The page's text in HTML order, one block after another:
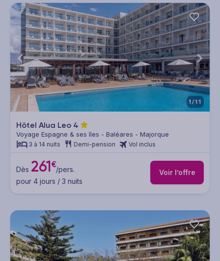
1/11
Hôtel Alua Leo 4
Voyage Espagne & ses îles - Baléares - Majorque
3 à 14 nuits Demi-pension Vol inclus
Dès 261€/pers.
pour 4 jours / 3 nuits
Voir l’offre